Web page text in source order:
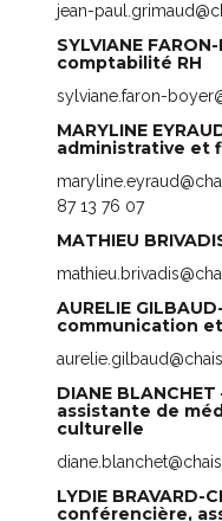
jean-
SYLVIANE
comptabilité RH
sylviane.faron-
MARYLINE
administrative et
87 13 76 07
MATHIEU
AURELIE
communication
DIANE
assistante de
culturelle
LYDIE BRAVARD-
conférencière,